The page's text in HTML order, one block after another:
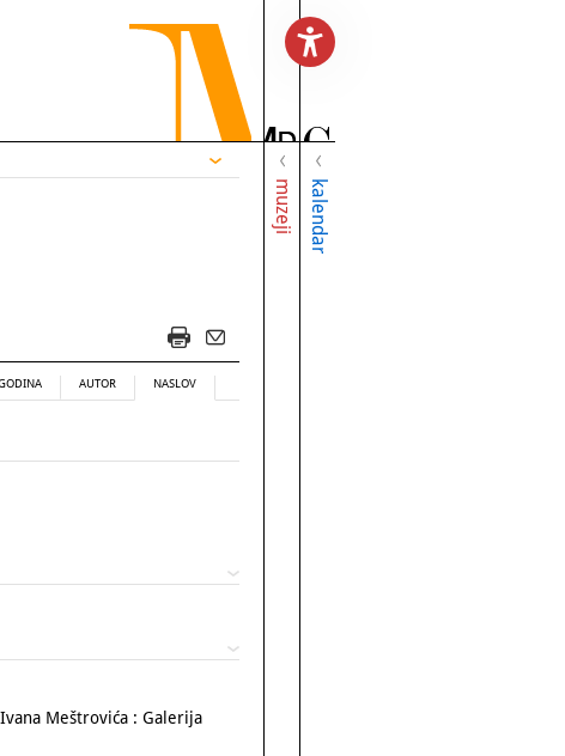
muzeji kalendar
AUTOR NASLOV
Meštrovića : Galerija